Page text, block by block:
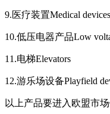
9.医疗装置Medical devices
10.低压电器产品Low
11.电梯Elevators
12.游乐场设备Playfield
以上产品要进入欧盟市